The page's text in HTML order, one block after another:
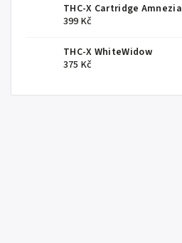
THC-X Cartridge Amnezia
399 Kč
THC-X WhiteWidow
375 Kč